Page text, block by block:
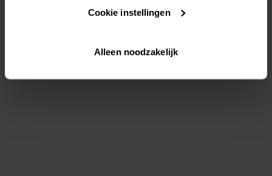
Lees hier meer over in onsprivacybeleid
Via "Cookie instellingen" kun je ook zelf instellen welke
Cookie instellingen
Alleen noodzakelijk